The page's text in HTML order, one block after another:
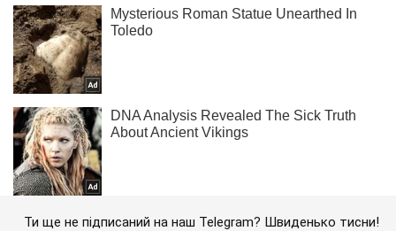
Ти ще не підписаний на наш Telegram? Швиденько тисни!